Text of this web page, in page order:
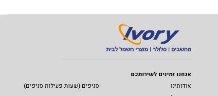
אנחנו זמינים לשירותכם
אודותינו
סניפים (שעות פעילות סניפים)